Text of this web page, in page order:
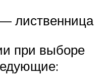
лиственница
при выборе